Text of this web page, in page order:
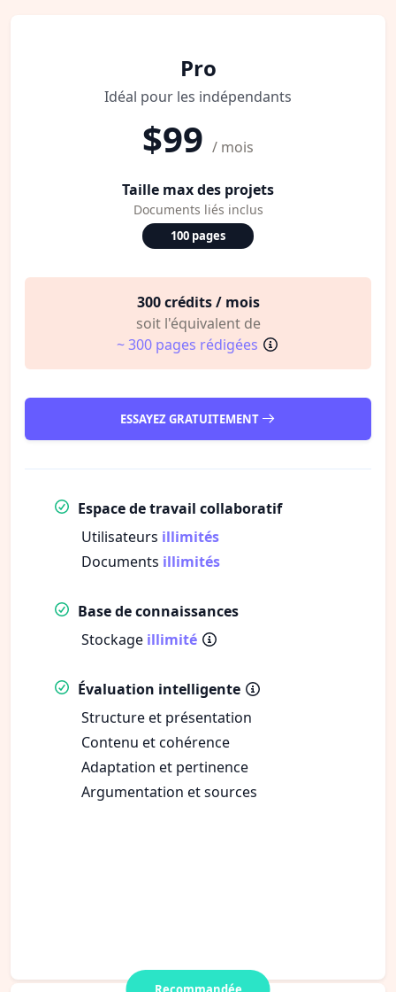
Pro
Idéal pour les indépendants
$99 / mois
Taille max des projets
Documents liés inclus
100 pages
300 crédits / mois
soit l'équivalent de
~ 300 pages rédigées
ESSAYEZ GRATUITEMENT
Espace de travail collaboratif
Utilisateurs illimités
Documents illimités
Base de connaissances
Stockage illimité
Évaluation intelligente
Structure et présentation
Contenu et cohérence
Adaptation et pertinence
Argumentation et sources